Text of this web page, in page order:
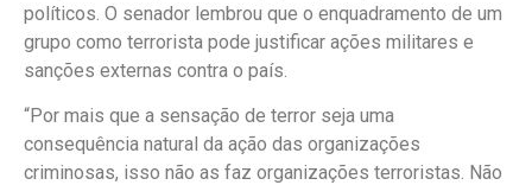
políticos. O senador lembrou que o enquadramento de um
grupo como terrorista pode justificar ações militares e
sanções externas contra o país.
“Por mais que a sensação de terror seja uma
consequência natural da ação das organizações
criminosas, isso não as faz organizações terroristas. Não